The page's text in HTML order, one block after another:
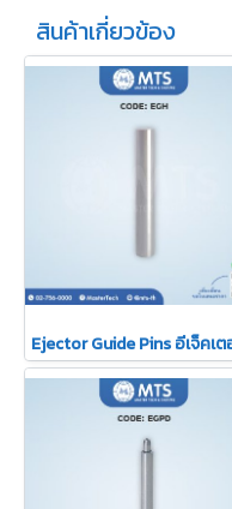
สินค้าเกี่ยวข้อง